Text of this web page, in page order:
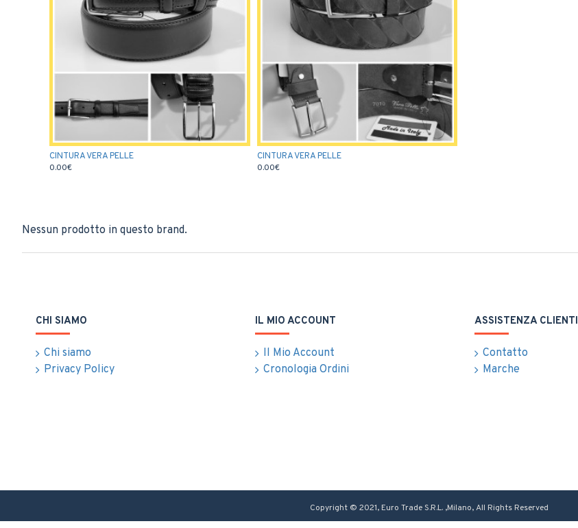
CINTURA VERA PELLE
0.00€
CINTURA VERA PELLE
0.00€
Nessun prodotto in questo brand.
CHI SIAMO
Chi siamo
Privacy Policy
IL MIO ACCOUNT
Il Mio Account
Cronologia Ordini
ASSISTENZA CLIENTI
Contatto
Marche
Copyright © 2021, Euro Trade S.R.L. ,Milano, All Rights Reserved